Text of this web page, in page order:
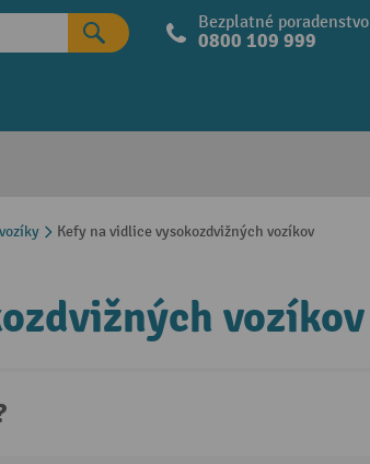
Bezplatné poradenstvo
0800 109 999
Kefy na vidlice vysokozdvižných vozíkov
vozíkov